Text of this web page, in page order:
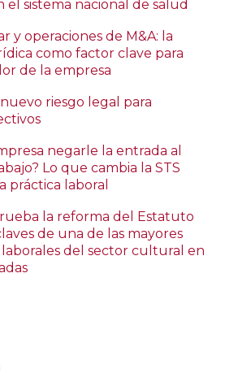
el sistema nacional de salud
y operaciones de M&A: la
como factor clave para
de la empresa
riesgo legal para
negarle la entrada al
Lo que cambia la STS
práctica laboral
la reforma del Estatuto
de una de las mayores
del sector cultural en